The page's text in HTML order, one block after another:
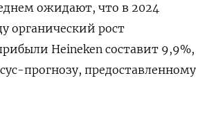
ожидают, что в 2024
органический рост
Heineken составит 9,9%,
прогнозу, предоставленному